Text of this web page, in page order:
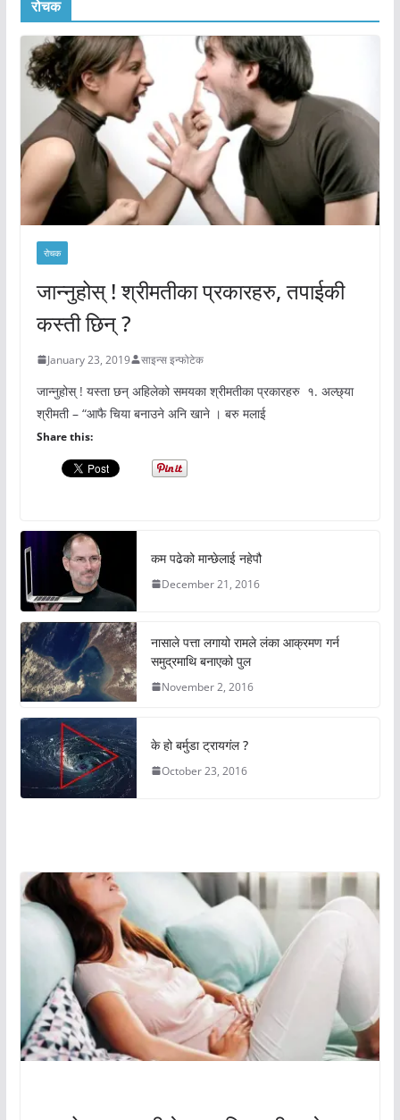
रोचक
रोचक
जान्नुहोस् ! श्रीमतीका प्रकारहरु, तपाईकी
कस्ती छिन् ?
January 23, 2019 साइन्स इन्फोटेक
जान्नुहोस् ! यस्ता छन् अहिलेको समयका श्रीमतीका प्रकारहरु १. अल्छ्या
श्रीमती – “आफै चिया बनाउने अनि खाने । बरु मलाई
Share this:
कम पढेको मान्छेलाई नहेपौ
December 21, 2016
नासाले पत्ता लगायो रामले लंका आक्रमण गर्न
समुद्रमाथि बनाएको पुल
November 2, 2016
के हो बर्मुडा ट्रायगंल ?
October 23, 2016